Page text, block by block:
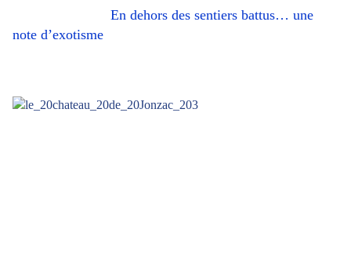
En dehors des sentiers battus… une
note d’exotisme